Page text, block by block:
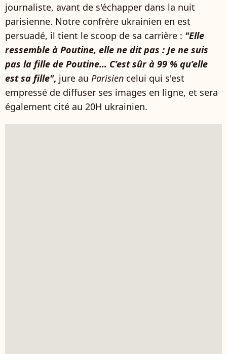
journaliste, avant de s'échapper dans la nuit
parisienne. Notre confrère ukrainien en est
persuadé, il tient le scoop de sa carrière : "Elle
ressemble à Poutine, elle ne dit pas : Je ne suis
pas la fille de Poutine… C’est sûr à 99 % qu’elle
est sa fille", jure au Parisien celui qui s'est
empressé de diffuser ses images en ligne, et sera
également cité au 20H ukrainien.